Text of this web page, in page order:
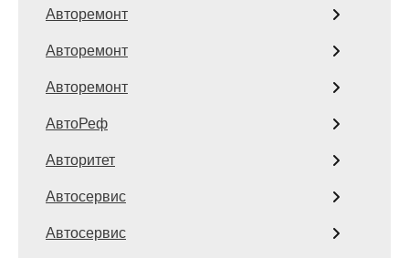
Авторемонт
Авторемонт
Авторемонт
АвтоРеф
Авторитет
Автосервис
Автосервис